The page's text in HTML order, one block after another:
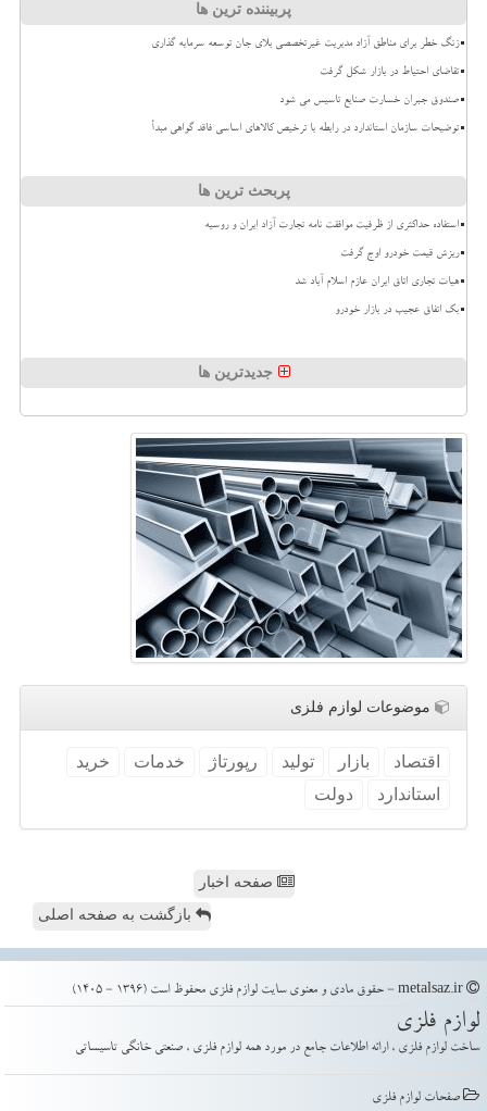
پربیننده ترین ها
زنگ خطر برای مناطق آزاد مدیریت غیرتخصصی بلای جان توسعه سرمایه گذاری
تقاضای احتیاط در بازار شکل گرفت
صندوق جبران خسارت صنایع تاسیس می شود
توضیحات سازمان استاندارد در رابطه با ترخیص کالاهای اساسی فاقد گواهی مبدأ
پربحث ترین ها
استفاده حداکثری از ظرفیت موافقت نامه تجارت آزاد ایران و روسیه
ریزش قیمت خودرو اوج گرفت
هیات تجاری اتاق ایران عازم اسلام آباد شد
بک اتفاق عجیب در بازار خودرو
جدیدترین ها
موضوعات لوازم فلزی
اقتصاد بازار تولید رپورتاژ خدمات
خرید
استاندارد
دولت
صفحه اخبار
بازگشت به صفحه اصلی
لوازم فلزی
ساخت لوازم فلزی ، ارائه اطلاعات جامع در مورد همه لوازم فلزی ، صنعتی خانگی تاسیساتی
صفحات لوازم فلزی